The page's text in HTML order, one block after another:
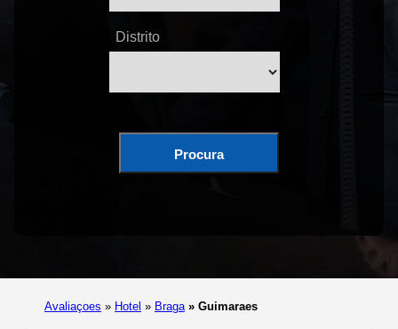
Distrito
Procura
Avaliaçoes » Hotel » Braga » Guimaraes